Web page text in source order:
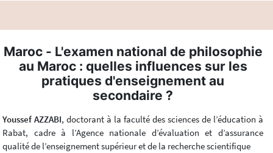
Maroc - L'examen national de philosophie
au Maroc : quelles influences sur les
pratiques d'enseignement au
secondaire ?
Youssef AZZABI, doctorant à la faculté des sciences de l’éducation à
Rabat, cadre à l’Agence nationale d’évaluation et d’assurance
qualité de l’enseignement supérieur et de la recherche scientifique